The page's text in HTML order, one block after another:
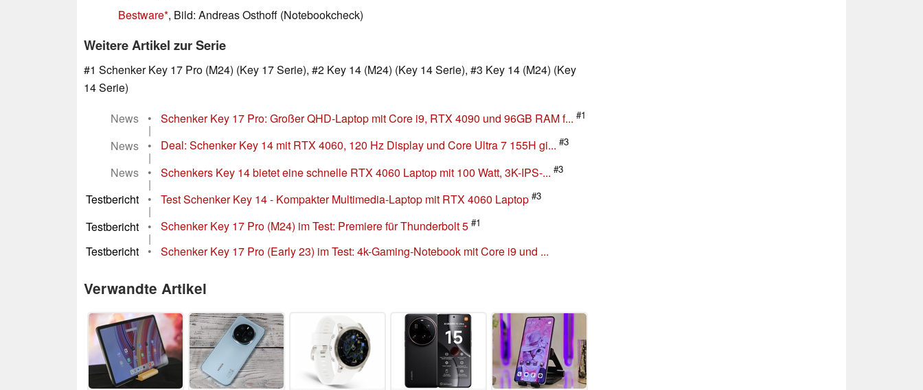
Bestware , Bild: Andreas Osthoff (Notebookcheck)
Weitere Artikel zur Serie
#1 Schenker Key 17 Pro (M24) (Key 17 Serie), #2 Key 14 (M24) (Key 14 Serie), #3 Key 14 (M24) (Key
14 Serie)
News
• Schenker Key 17 Pro: Großer QHD-Laptop mit Core i9, RTX 4090 und 96GB RAM f... #1
|
News
• Deal: Schenker Key 14 mit RTX 4060, 120 Hz Display und Core Ultra 7 155H gi... #3
|
News
• Schenkers Key 14 bietet eine schnelle RTX 4060 Laptop mit 100 Watt, 3K-IPS-... #3
|
Testbericht
• Test Schenker Key 14 - Kompakter Multimedia-Laptop mit RTX 4060 Laptop #3
|
Testbericht
• Schenker Key 17 Pro (M24) im Test: Premiere für Thunderbolt 5 #1
|
Testbericht
• Schenker Key 17 Pro (Early 23) im Test: 4k-Gaming-Notebook mit Core i9 und ...
Verwandte Artikel